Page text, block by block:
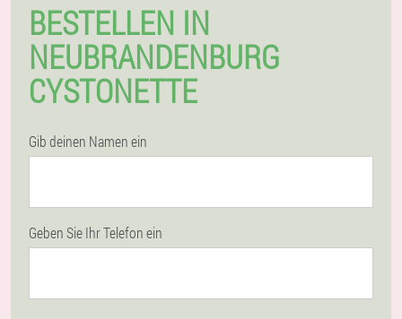
BESTELLEN IN
NEUBRANDENBURG
CYSTONETTE
Gib deinen Namen ein
Geben Sie Ihr Telefon ein